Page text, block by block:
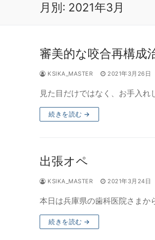
月別: 2021年3月
審美的な咬合再構成
KSIKA_MASTER 2021年3月26日
見た目だけではなく、お手入
続きを読む →
出張オペ
KSIKA_MASTER 2021年3月24日
本日は兵庫県の歯科医院さま
続きを読む →